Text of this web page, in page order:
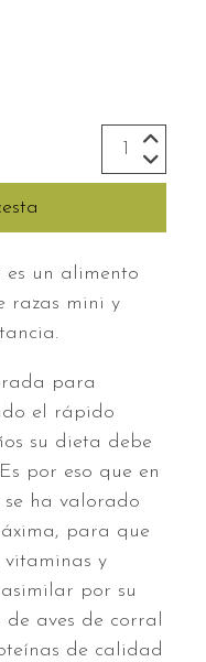
es un alimento
razas mini y
para
el rápido
su dieta debe
por eso que en
se ha valorado
para que
y
por su
aves de corral
de calidad